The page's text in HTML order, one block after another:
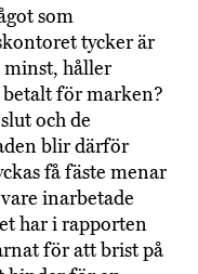
som
tycker är
minst, håller
för marken?
och de
blir därför
få fäste menar
inarbetade
har i rapporten
för att brist på